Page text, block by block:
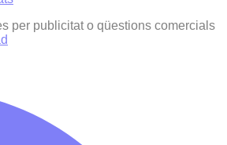
per publicitat o qüestions comercials